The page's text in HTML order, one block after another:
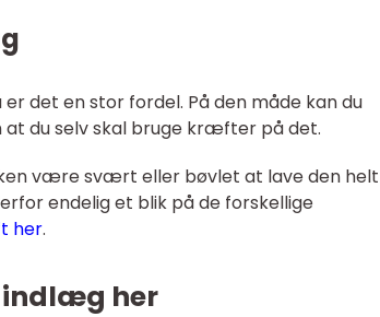
det en stor fordel. På den måde kan du
du selv skal bruge kræfter på det.
være svært eller bøvlet at lave den helt
endelig et blik på de forskellige
her.
her